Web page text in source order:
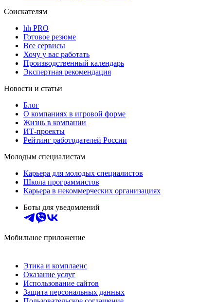
Соискателям
hh PRO
Готовое резюме
Все сервисы
Хочу у вас работать
Производственный календарь
Экспертная рекомендация
Новости и статьи
Блог
О компаниях в игровой форме
Жизнь в компании
ИТ-проекты
Рейтинг работодателей России
Молодым специалистам
Карьера для молодых специалистов
Школа программистов
Карьера в некоммерческих организациях
Боты для уведомлений
Мобильное приложение
Этика и комплаенс
Оказание услуг
Использование сайтов
Защита персональных данных